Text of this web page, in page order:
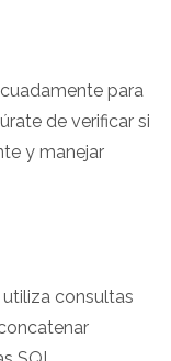
para
de verificar si
y manejar
utiliza consultas